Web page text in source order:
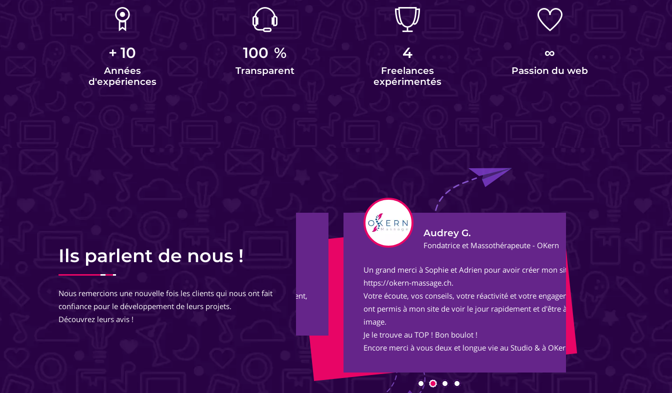
+ 10
Années
d'expériences
100 %
Transparent
4
Freelances
expérimentés
∞
Passion du web
Ils parlent de nous !
Nous remercions une nouvelle fois les clients qui nous ont fait
confiance pour le développement de leurs projets.
Découvrez leurs avis !
Equipe très pro, très réactive. De très bons conseils, des
travailler avec eux ! Ils pensent à tout ! Je recommande totalement,
même les yeux fermés !
Audrey G.
Fondatrice et Massothérapeute - OKern
Un grand merci à Sophie et Adrien pour avoir créer mon site
https://okern-massage.ch.
Votre écoute, vos conseils, votre réactivité et votre engagement
ont permis à mon site de voir le jour rapidement et d'être à mon
Je le trouve au TOP ! Bon boulot !
Encore merci à vous deux et longue vie au Studio & à OKern :-)